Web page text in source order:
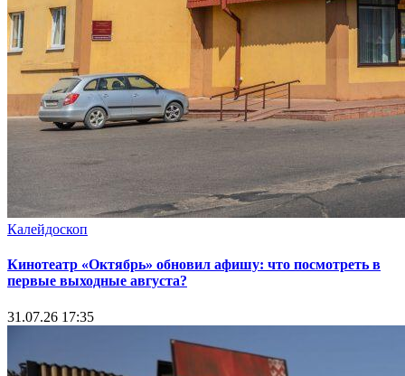
Калейдоскоп
Кинотеатр «Октябрь» обновил афишу: что посмотреть в
первые выходные августа?
31.07.26 17:35